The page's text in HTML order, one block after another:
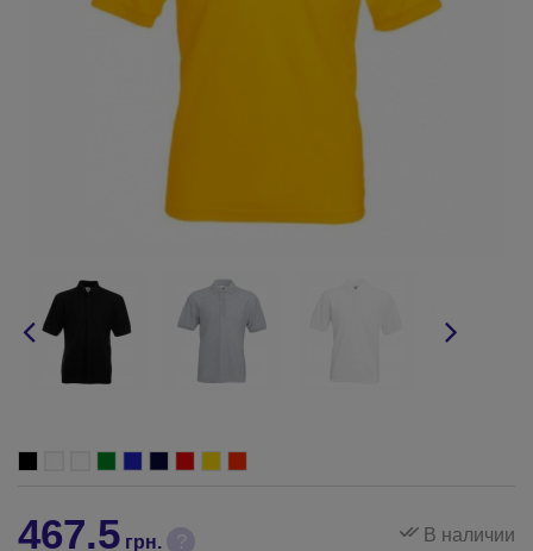
467.5 грн. ? В наличии